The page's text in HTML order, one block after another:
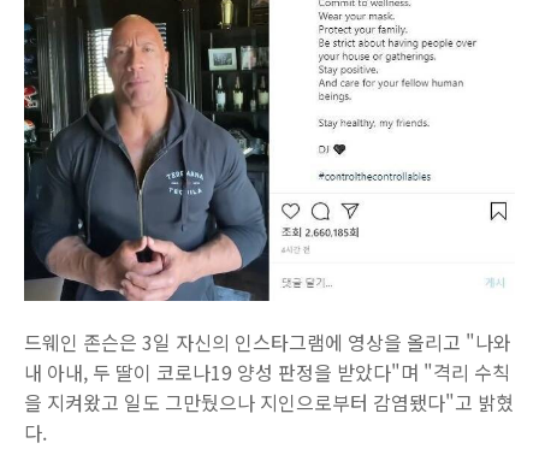
드웨인 존슨은 3일 자신의 인스타그램에 영상을 올리고 "나와
내 아내, 두 딸이 코로나19 양성 판정을 받았다"며 "격리 수칙
을 지켜왔고 일도 그만뒀으나 지인으로부터 감염됐다"고 밝혔
다.